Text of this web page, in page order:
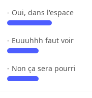
- Oui, dans l'espace
- Euuuhhh faut voir
- Non ça sera pourri